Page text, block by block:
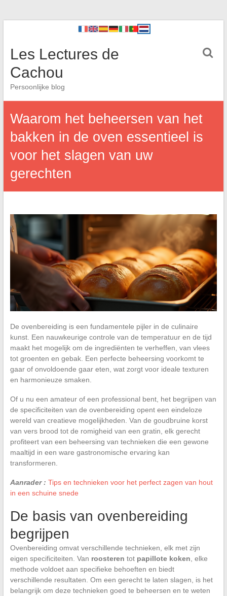
Les Lectures de
Cachou
Persoonlijke blog
Waarom het beheersen van het
bakken in de oven essentieel is
voor het slagen van uw
gerechten
De ovenbereiding is een fundamentele pijler in de culinaire
kunst. Een nauwkeurige controle van de temperatuur en de tijd
maakt het mogelijk om de ingrediënten te verheffen, van vlees
tot groenten en gebak. Een perfecte beheersing voorkomt te
gaar of onvoldoende gaar eten, wat zorgt voor ideale texturen
en harmonieuze smaken.
Of u nu een amateur of een professional bent, het begrijpen van
de specificiteiten van de ovenbereiding opent een eindeloze
wereld van creatieve mogelijkheden. Van de goudbruine korst
van vers brood tot de romigheid van een gratin, elk gerecht
profiteert van een beheersing van technieken die een gewone
maaltijd in een ware gastronomische ervaring kan
transformeren.
Aanrader : Tips en technieken voor het perfect zagen van hout
in een schuine snede
De basis van ovenbereiding
begrijpen
Ovenbereiding omvat verschillende technieken, elk met zijn
eigen specificiteiten. Van roosteren tot papillote koken , elke
methode voldoet aan specifieke behoeften en biedt
verschillende resultaten. Om een gerecht te laten slagen, is het
belangrijk om deze technieken goed te beheersen en te weten